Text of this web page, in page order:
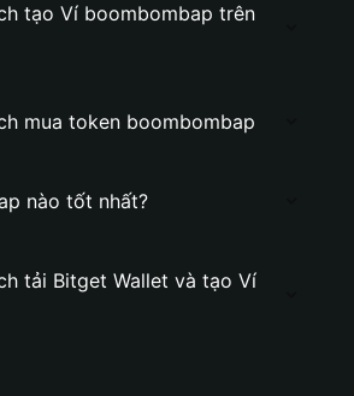
tạo Ví boombombap trên
mua token boombombap
nào tốt nhất?
tải Bitget Wallet và tạo Ví